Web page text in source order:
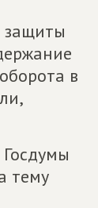
защиты
в
тему